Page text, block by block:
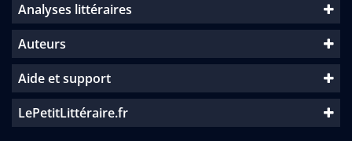
Analyses littéraires
Auteurs
Aide et support
LePetitLittéraire.fr